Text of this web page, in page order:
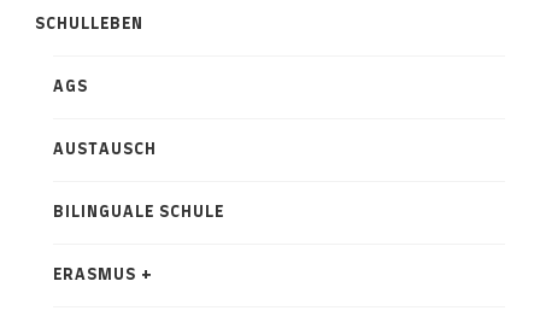
SCHULLEBEN
AGS
AUSTAUSCH
BILINGUALE SCHULE
ERASMUS +